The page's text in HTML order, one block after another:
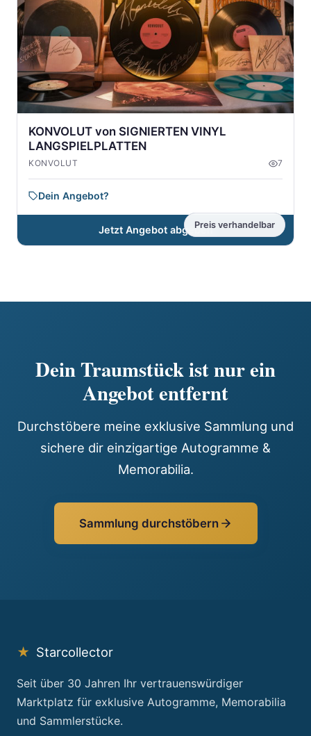
Preis verhandelbar
KONVOLUT von SIGNIERTEN VINYL
LANGSPIELPLATTEN
KONVOLUT 7
Dein Angebot?
Jetzt Angebot abgeben
Dein Traumstück ist nur ein
Angebot entfernt
Durchstöbere meine exklusive Sammlung und
sichere dir einzigartige Autogramme &
Memorabilia.
Sammlung durchstöbern
★ Starcollector
Seit über 30 Jahren Ihr vertrauenswürdiger
Marktplatz für exklusive Autogramme, Memorabilia
und Sammlerstücke.